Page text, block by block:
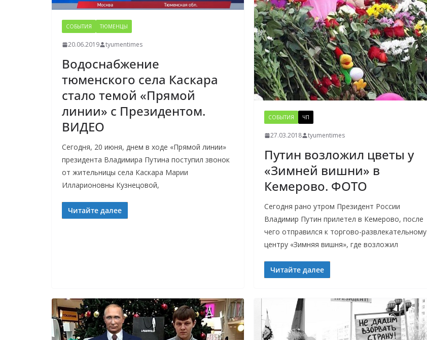
СОБЫТИЯ ТЮМЕНЦЫ
20.06.2019 tyumentimes
Водоснабжение
тюменского села Каскара
стало темой «Прямой
линии» с Президентом.
ВИДЕО
Сегодня, 20 июня, днем в ходе «Прямой линии»
президента Владимира Путина поступил звонок
от жительницы села Каскара Марии
Илларионовны Кузнецовой,
Читайте далее
СОБЫТИЯ ЧП
27.03.2018 tyumentimes
Путин возложил цветы у
«Зимней вишни» в
Кемерово. ФОТО
Сегодня рано утром Президент России
Владимир Путин прилетел в Кемерово, после
чего отправился к торгово-развлекательному
центру «Зимняя вишня», где возложил
Читайте далее